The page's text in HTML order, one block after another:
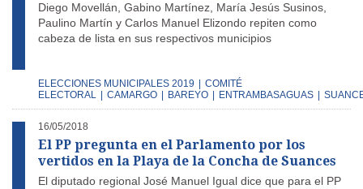
Diego Movellán, Gabino Martínez, María Jesús Susinos,
Paulino Martín y Carlos Manuel Elizondo repiten como
cabeza de lista en sus respectivos municipios
ELECCIONES MUNICIPALES 2019
COMITÉ
ELECTORAL
CAMARGO BAREYO ENTRAMBASAGUAS
16/05/2018
El PP pregunta en el Parlamento por los
vertidos en la Playa de la Concha de Suances
El diputado regional José Manuel Igual dice que para el PP